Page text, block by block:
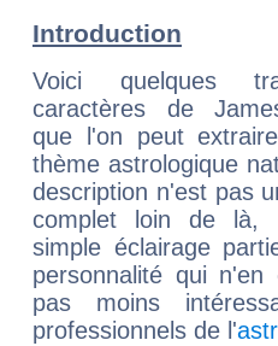
Introduction
Voici quelques
caractères de
que l'on peut
thème astrologique
description n'est pas
complet loin de là,
simple éclairage
personnalité qui n'en
pas moins
professionnels de l'